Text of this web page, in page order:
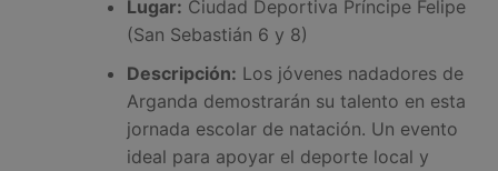
Lugar: Ciudad Deportiva Príncipe Felipe
(San Sebastián 6 y 8)
Descripción: Los jóvenes nadadores de
Arganda demostrarán su talento en esta
jornada escolar de natación. Un evento
ideal para apoyar el deporte local y